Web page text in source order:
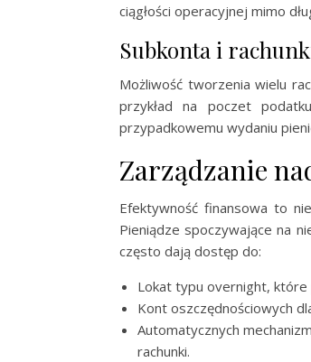
ciągłości operacyjnej mimo
Subkonta i
Możliwość tworzenia wielu
przykład na poczet
przypadkowemu wydaniu
Zarządzanie
Efektywność finansowa to
Pieniądze spoczywające na
często dają dostęp do:
Lokat typu overnight, które
Kont oszczędnościowych
Automatycznych
rachunki.